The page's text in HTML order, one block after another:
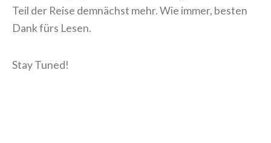
Teil der Reise demnächst mehr. Wie immer, besten
Dank fürs Lesen.
Stay Tuned!